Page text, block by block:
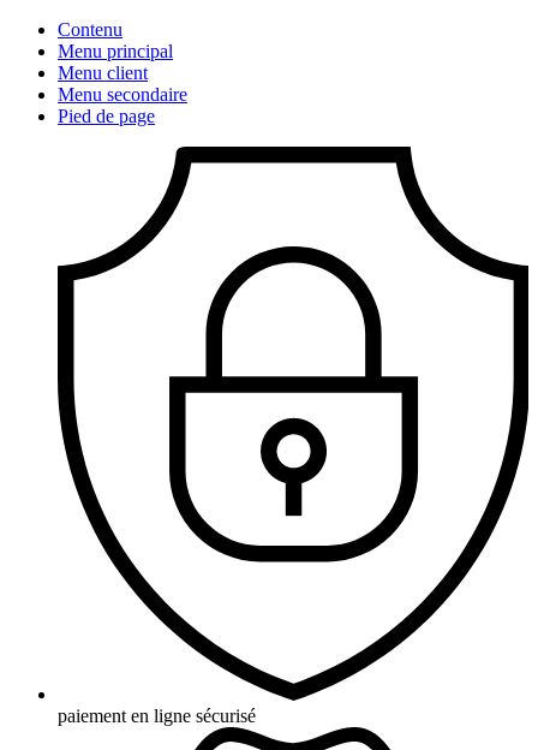
Contenu
Menu principal
Menu client
Menu secondaire
Pied de page
paiement en ligne sécurisé